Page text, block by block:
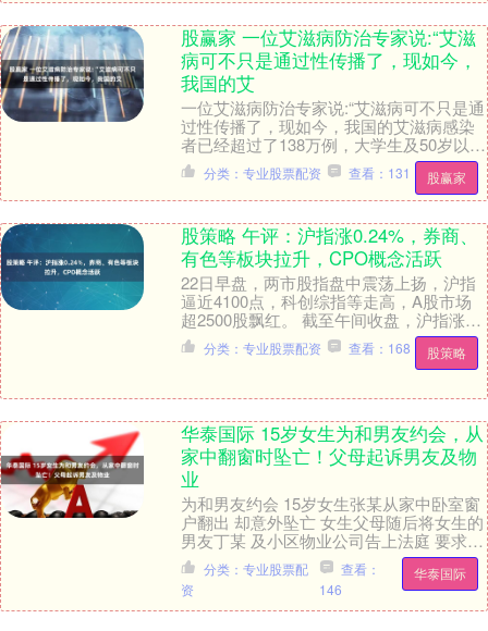
股赢家 一位艾滋病防治专家说:“艾滋
病可不只是通过性传播了，现如今，
我国的艾
一位艾滋病防治专家说:“艾滋病可不只是通
过性传播了，现如今，我国的艾滋病感染
者已经超过了138万例，大学生及50岁以上
确诊群体逐年增加，相当于每1000个人里
就....
股赢家
分类：专业股票配资 查看：131
股策略 午评：沪指涨0.24%，券商、
有色等板块拉升，CPO概念活跃
22日早盘，两市股指盘中震荡上扬，沪指
逼近4100点，科创综指等走高，A股市场
超2500股飘红。 截至午间收盘，沪指涨
0.24%报4095.07点，深证成指、创....
股策略
分类：专业股票配资 查看：168
华泰国际 15岁女生为和男友约会，从
家中翻窗时坠亡！父母起诉男友及物
业
为和男友约会 15岁女生张某从家中卧室窗
户翻出 却意外坠亡 女生父母随后将女生的
男友丁某 及小区物业公司告上法庭 要求二
被告承担各项损失30余万元 记者近日从
裁....
华泰国际
分类：专业股票配
资
查看：
146